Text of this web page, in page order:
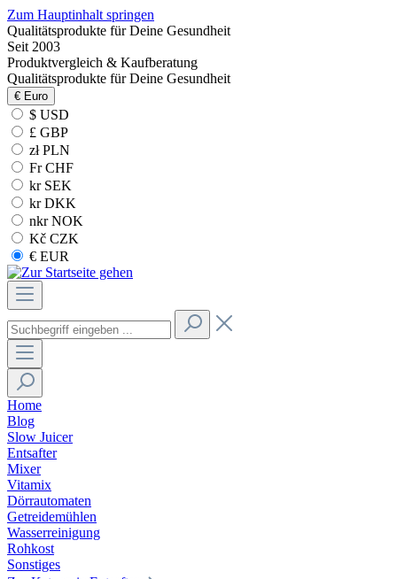
Zum Hauptinhalt springen
Qualitätsprodukte für Deine Gesundheit
Seit 2003
Produktvergleich & Kaufberatung
Qualitätsprodukte für Deine Gesundheit
€ Euro
$ USD
£ GBP
zł PLN
Fr CHF
kr SEK
kr DKK
nkr NOK
Kč CZK
€ EUR
Home
Blog
Slow Juicer
Entsafter
Mixer
Vitamix
Dörrautomaten
Getreidemühlen
Wasserreinigung
Rohkost
Sonstiges